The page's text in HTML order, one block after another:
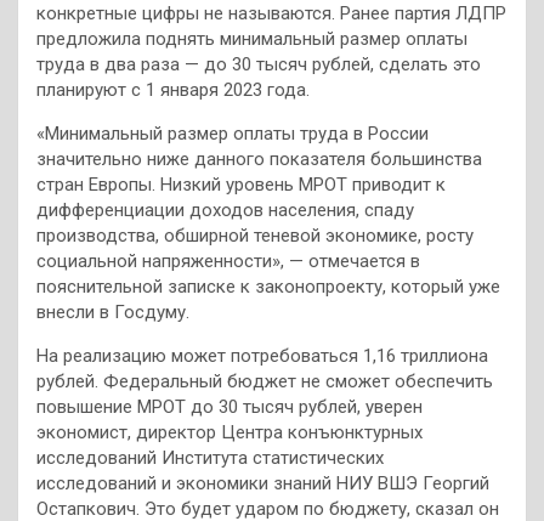
конкретные цифры не называются. Ранее партия ЛДПР
предложила поднять минимальный размер оплаты
труда в два раза — до 30 тысяч рублей, сделать это
планируют с 1 января 2023 года.
«Минимальный размер оплаты труда в России
значительно ниже данного показателя большинства
стран Европы. Низкий уровень МРОТ приводит к
дифференциации доходов населения, спаду
производства, обширной теневой экономике, росту
социальной напряженности», — отмечается в
пояснительной записке к законопроекту, который уже
внесли в Госдуму.
На реализацию может потребоваться 1,16 триллиона
рублей. Федеральный бюджет не сможет обеспечить
повышение МРОТ до 30 тысяч рублей, уверен
экономист, директор Центра конъюнктурных
исследований Института статистических
исследований и экономики знаний НИУ ВШЭ Георгий
Остапкович. Это будет ударом по бюджету, сказал он